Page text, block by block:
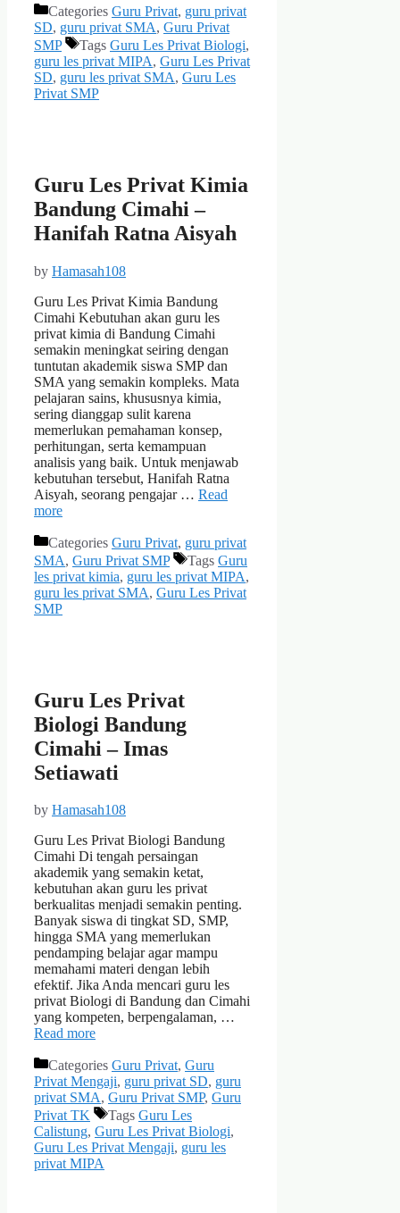
Categories Guru Privat, guru privat
SD, guru privat SMA, Guru Privat
SMP
Tags Guru Les Privat Biologi,
guru les privat MIPA, Guru Les Privat
SD, guru les privat SMA, Guru Les
Privat SMP
Guru Les Privat Kimia
Bandung Cimahi –
Hanifah Ratna Aisyah
by Hamasah108
Guru Les Privat Kimia Bandung
Cimahi Kebutuhan akan guru les
privat kimia di Bandung Cimahi
semakin meningkat seiring dengan
tuntutan akademik siswa SMP dan
SMA yang semakin kompleks. Mata
pelajaran sains, khususnya kimia,
sering dianggap sulit karena
memerlukan pemahaman konsep,
perhitungan, serta kemampuan
analisis yang baik. Untuk menjawab
kebutuhan tersebut, Hanifah Ratna
Aisyah, seorang pengajar … Read
more
Categories Guru Privat, guru privat
SMA, Guru Privat SMP Tags Guru
les privat kimia, guru les privat MIPA,
guru les privat SMA, Guru Les Privat
SMP
Guru Les Privat
Biologi Bandung
Cimahi – Imas
Setiawati
by Hamasah108
Guru Les Privat Biologi Bandung
Cimahi Di tengah persaingan
akademik yang semakin ketat,
kebutuhan akan guru les privat
berkualitas menjadi semakin penting.
Banyak siswa di tingkat SD, SMP,
hingga SMA yang memerlukan
pendamping belajar agar mampu
memahami materi dengan lebih
efektif. Jika Anda mencari guru les
privat Biologi di Bandung dan Cimahi
yang kompeten, berpengalaman, …
Read more
Categories Guru Privat, Guru
Privat Mengaji, guru privat SD, guru
privat SMA, Guru Privat SMP, Guru
Privat TK
Tags Guru Les
Calistung, Guru Les Privat Biologi,
Guru Les Privat Mengaji, guru les
privat MIPA